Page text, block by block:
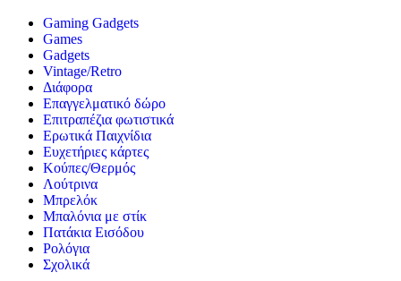
Gaming Gadgets
Games
Gadgets
Vintage/Retro
Διάφορα
Επαγγελματικό δώρο
Επιτραπέζια φωτιστικά
Ερωτικά Παιχνίδια
Ευχετήριες κάρτες
Κούπες/Θερμός
Λούτρινα
Μπρελόκ
Μπαλόνια με στίκ
Πατάκια Εισόδου
Ρολόγια
Σχολικά